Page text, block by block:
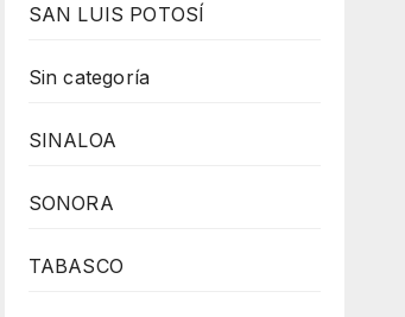
SAN LUIS POTOSÍ
Sin categoría
SINALOA
SONORA
TABASCO